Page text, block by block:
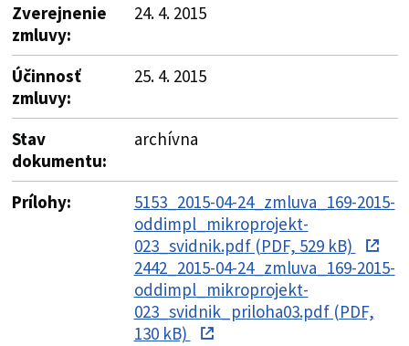
Zverejnenie
zmluvy:
24. 4. 2015
Účinnosť
zmluvy:
25. 4. 2015
Stav
dokumentu:
archívna
Prílohy:
5153_2015-04-24_zmluva_169-2015-
oddimpl_mikroprojekt-
023_svidnik.pdf (PDF, 529 kB)
2442_2015-04-24_zmluva_169-2015-
oddimpl_mikroprojekt-
023_svidnik_priloha03.pdf (PDF,
130 kB)